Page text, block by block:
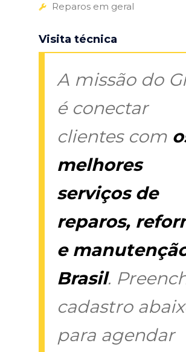
Reparos em geral
Visita técnica
A missão do
é conectar
clientes com
melhores
serviços de
reparos,
e
Brasil.
cadastro
para agendar